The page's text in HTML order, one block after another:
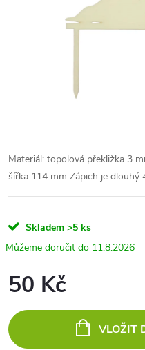
Materiál: topolová překližka 3
šířka 114 mm Zápich je dlouhý
Skladem >5 ks
11.8.2026
50 Kč
cena:
VLOŽIT